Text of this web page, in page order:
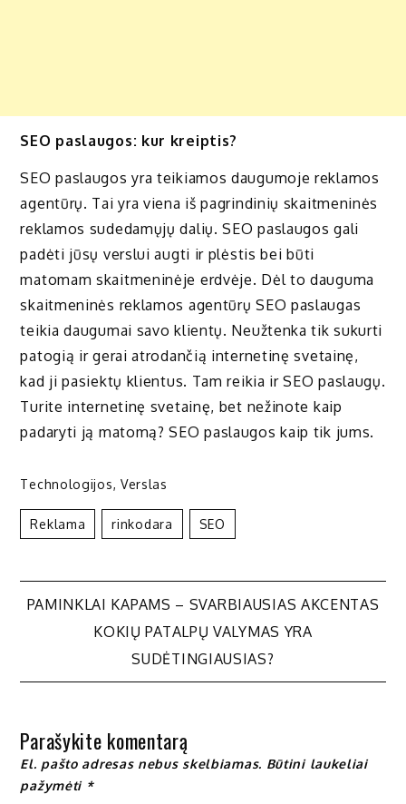
SEO paslaugos: kur kreiptis?
SEO paslaugos yra teikiamos daugumoje reklamos
agentūrų. Tai yra viena iš pagrindinių skaitmeninės
reklamos sudedamųjų dalių. SEO paslaugos gali
padėti jūsų verslui augti ir plėstis bei būti
matomam skaitmeninėje erdvėje. Dėl to dauguma
skaitmeninės reklamos agentūrų SEO paslaugas
teikia daugumai savo klientų. Neužtenka tik sukurti
patogią ir gerai atrodančią internetinę svetainę,
kad ji pasiektų klientus. Tam reikia ir SEO paslaugų.
Turite internetinę svetainę, bet nežinote kaip
padaryti ją matomą? SEO paslaugos kaip tik jums.
Technologijos, Verslas
Reklama Rinkodara SEO
Navigacija
PAMINKLAI KAPAMS – SVARBIAUSIAS AKCENTAS
KOKIŲ PATALPŲ VALYMAS YRA
SUDĖTINGIAUSIAS?
Parašykite komentarą
El. pašto adresas nebus skelbiamas. Būtini laukeliai
pažymėti *